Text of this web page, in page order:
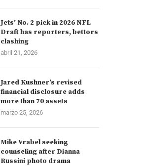
Jets’ No. 2 pick in 2026 NFL
Draft has reporters, bettors
clashing
abril 21, 2026
Jared Kushner’s revised
financial disclosure adds
more than 70 assets
marzo 25, 2026
Mike Vrabel seeking
counseling after Dianna
Russini photo drama